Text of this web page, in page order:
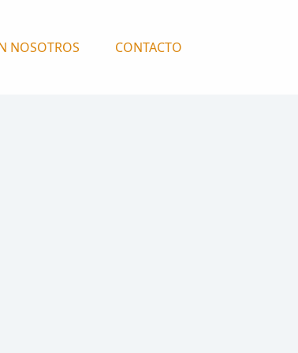
NOSOTROS CONTACTO